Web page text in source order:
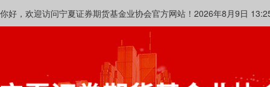
你好，欢迎访问宁夏证券期货基金业协会官方网站！2026年8月9日